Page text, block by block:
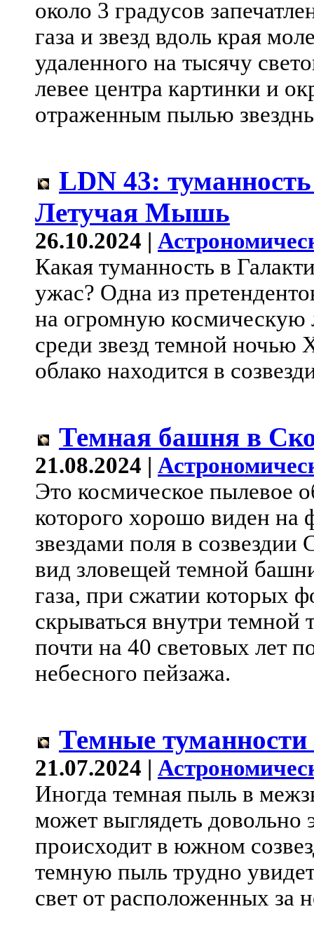
около 3 градусов
газа и звезд вдоль края
удаленного на тысячу
левее центра картинки и
отраженным пылью
LDN 43:
Летучая Мышь
26.10.2024 |
Какая туманность в
ужас? Одна из
на огромную
среди звезд темной ночью
облако находится в
Темная башня в
21.08.2024 |
Это космическое пылевое
которого хорошо виден на
звездами поля в
вид зловещей темной
газа, при сжатии которых
скрываться внутри темной
почти на 40 световых лет
небесного пейзажа.
Темные
21.07.2024 |
Иногда темная пыль в
может выглядеть довольно
происходит в южном
темную пыль трудно
свет от расположенных за